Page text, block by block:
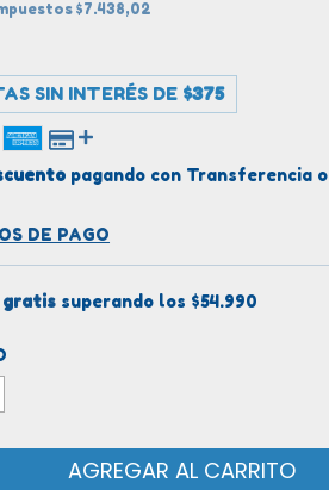
$7.438,02
SIN INTERÉS DE $375
pagando con Transferencia o
DE PAGO
gratis superando los $54.990